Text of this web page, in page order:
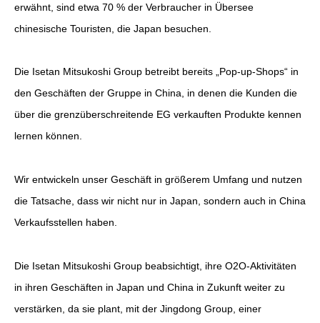
erwähnt, sind etwa 70 % der Verbraucher in Übersee
chinesische Touristen, die Japan besuchen.
Die Isetan Mitsukoshi Group betreibt bereits „Pop-up-Shops“ in
den Geschäften der Gruppe in China, in denen die Kunden die
über die grenzüberschreitende EG verkauften Produkte kennen
lernen können.
Wir entwickeln unser Geschäft in größerem Umfang und nutzen
die Tatsache, dass wir nicht nur in Japan, sondern auch in China
Verkaufsstellen haben.
Die Isetan Mitsukoshi Group beabsichtigt, ihre O2O-Aktivitäten
in ihren Geschäften in Japan und China in Zukunft weiter zu
verstärken, da sie plant, mit der Jingdong Group, einer